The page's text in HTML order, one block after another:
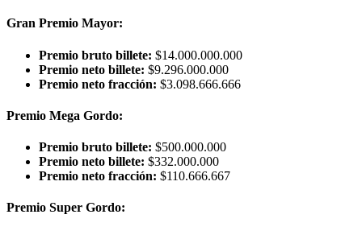
Gran Premio Mayor:
Premio bruto billete: $14.000.000.000
Premio neto billete: $9.296.000.000
Premio neto fracción: $3.098.666.666
Premio Mega Gordo:
Premio bruto billete: $500.000.000
Premio neto billete: $332.000.000
Premio neto fracción: $110.666.667
Premio Super Gordo: